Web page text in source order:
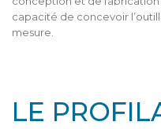
capacité de concevoir
mesure.
LE